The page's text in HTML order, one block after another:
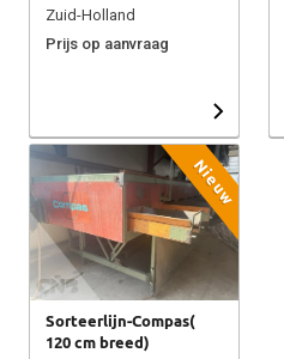
Zuid-Holland
Prijs op aanvraag
Nieuw
Sorteerlijn-Compas(
120 cm breed)